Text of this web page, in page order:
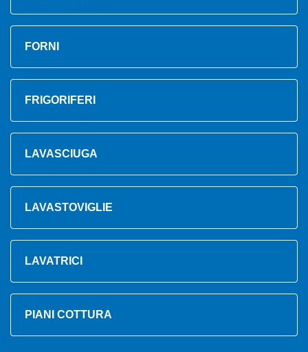
FORNI
FRIGORIFERI
LAVASCIUGA
LAVASTOVIGLIE
LAVATRICI
PIANI COTTURA